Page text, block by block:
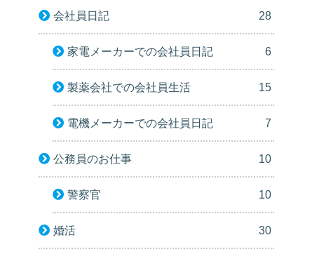
会社員日記 28
家電メーカーでの会社員日記 6
製薬会社での会社員生活 15
電機メーカーでの会社員日記 7
公務員のお仕事 10
警察官 10
婚活 30